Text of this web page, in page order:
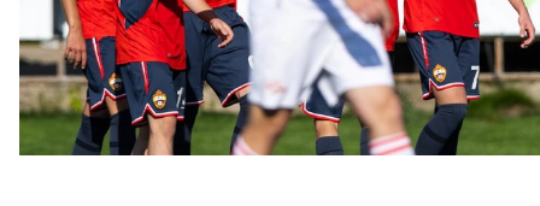
ЮФЛ: Московское дерби на «Октябре»
3 АВГУСТА 2026 14:15